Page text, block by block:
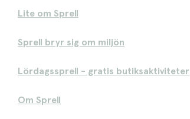
Lite om Sprell
Sprell bryr sig om miljön
Lördagssprell - gratis butiksaktiviteter
Om Sprell